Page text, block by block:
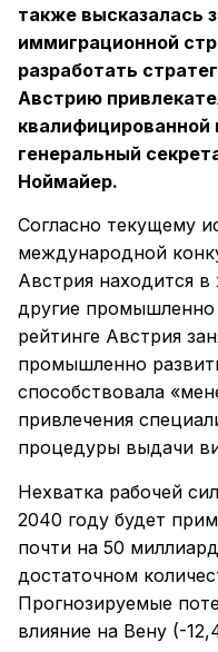
также высказалась
иммиграционной
разработать
Австрию
генеральный
Ноймайер.
Согласно текущему
международной
Австрия находится
другие
рейтинге Австрия
промышленно
способствовала
привлечения
процедуры выдачи
Нехватка рабочей
2040 году будет
почти на 50
достаточном
Прогнозируемые
влияние на Вену (-